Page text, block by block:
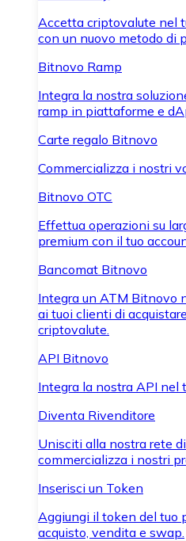
Accetta criptovalute nel
con un nuovo metodo di
Bitnovo Ramp
Integra la nostra
ramp in piattaforme e
Carte regalo Bitnovo
Commercializza i nostri
Bitnovo OTC
Effettua operazioni su
premium con il tuo
Bancomat Bitnovo
Integra un ATM Bitnovo
ai tuoi clienti di
criptovalute.
API Bitnovo
Integra la nostra API nel
Diventa Rivenditore
Unisciti alla nostra rete
commercializza i nostri
Inserisci un Token
Aggiungi il token del tuo
acquisto, vendita e swap.